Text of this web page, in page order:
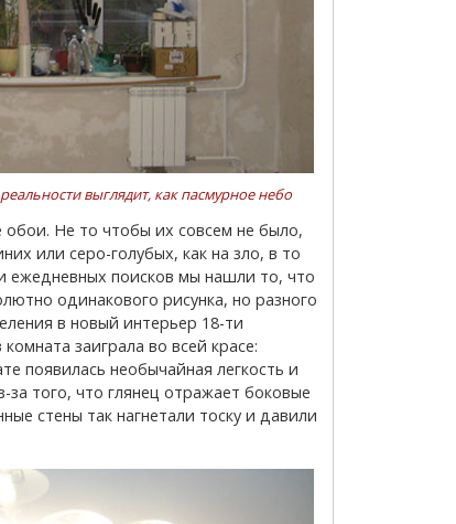
выглядит, как пасмурное небо
или серо-голубых, как на зло, в то
ежедневных поисков мы нашли то, что
одинакового рисунка, но разного
в новый интерьер 18-ти
заиграла во всей красе:
появилась необычайная легкость и
за того, что глянец отражает боковые
стены так нагнетали тоску и давили